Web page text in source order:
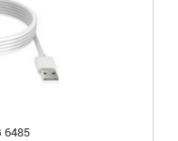
6485